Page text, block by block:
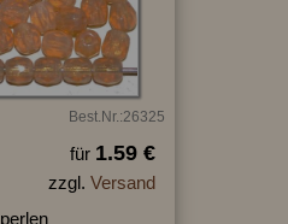
Best.Nr.:26325
für 1.59 €
zzgl. Versand